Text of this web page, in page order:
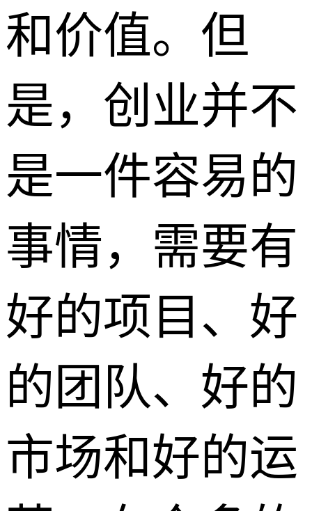
和价值。但
是，创业并不
是一件容易的
事情，需要有
好的项目、好
的团队、好的
市场和好的运